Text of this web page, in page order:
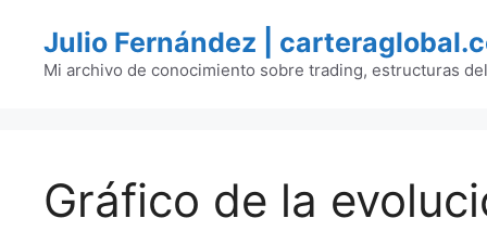
contenido
Julio Fernández |
Mi archivo de conocimiento sobre trading, estructuras
Gráfico de la